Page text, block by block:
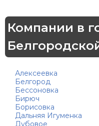
Компании в
Алексеевка
Белгород
Бессоновка
Бирюч
Борисовка
Дальняя Игуменка
Дубовое